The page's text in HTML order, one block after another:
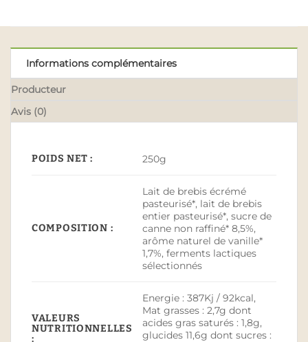
Informations complémentaires
Producteur
Avis (0)
POIDS NET : 250g
COMPOSITION :
Lait de brebis écrémé
pasteurisé*, lait de brebis
entier pasteurisé*, sucre de
canne non raffiné* 8,5%,
arôme naturel de vanille*
1,7%, ferments lactiques
sélectionnés
VALEURS
NUTRITIONNELLES
:
Energie : 387Kj / 92kcal,
Mat grasses : 2,7g dont
acides gras saturés : 1,8g,
glucides 11,6g dont sucres :